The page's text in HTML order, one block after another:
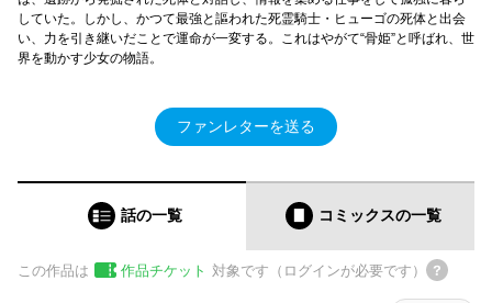
していた。しかし、かつて最強と謳われた死霊騎士・ヒューゴの死体と出会
い、力を引き継いだことで運命が一変する。これはやがて“骨姫”と呼ばれ、世
界を動かす少女の物語。
ファンレターを送る
話の一覧 コミックスの一覧
この作品は 作品チケット 対象です（ログインが必要です）